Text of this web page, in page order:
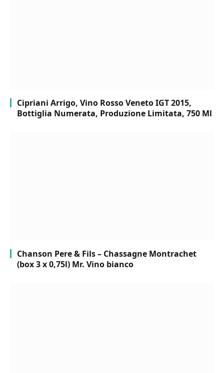
Cipriani Arrigo, Vino Rosso Veneto IGT 2015,
Bottiglia Numerata, Produzione Limitata, 750 Ml
Chanson Pere & Fils – Chassagne Montrachet
(box 3 x 0,75l) Mr. Vino bianco